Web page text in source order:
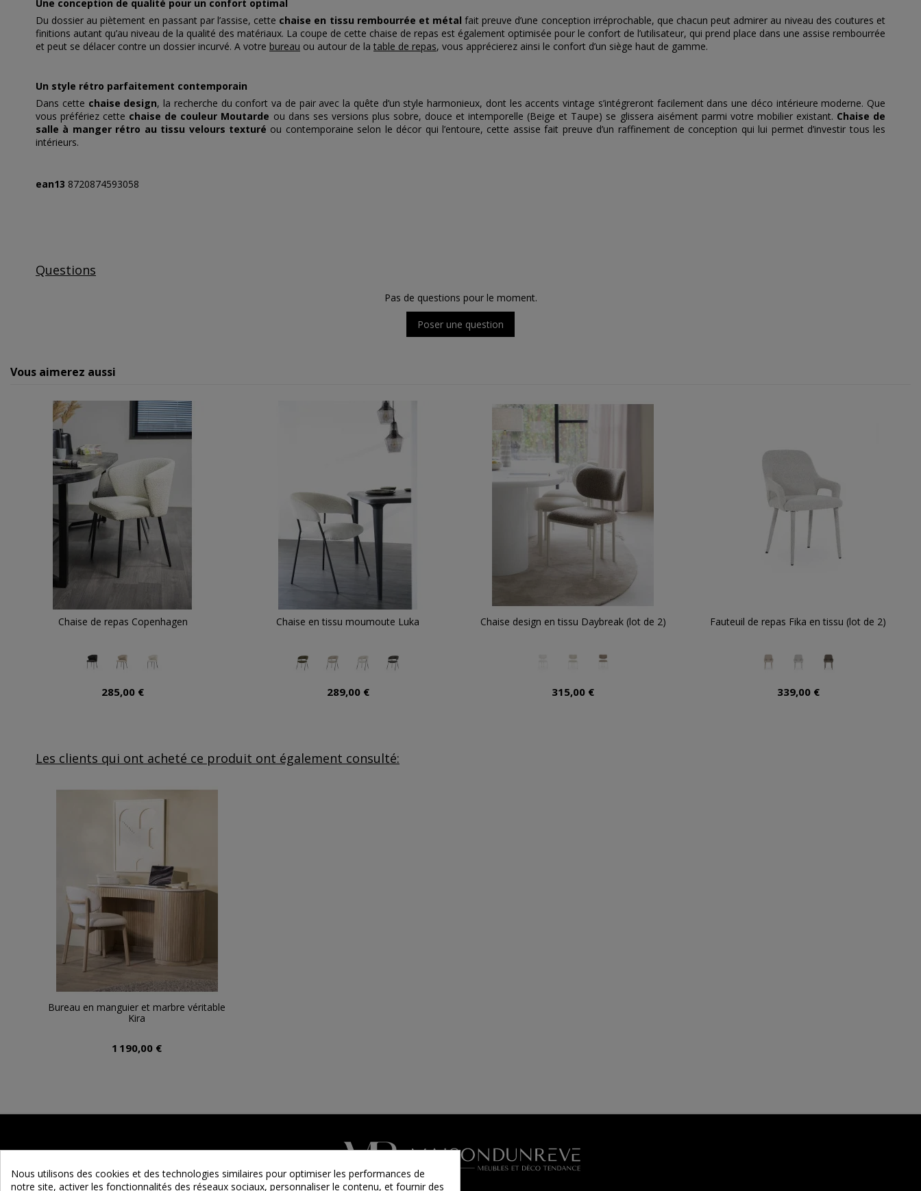
Une conception de qualité pour un confort optimal
Du dossier au piètement en passant par l’assise, cette chaise en tissu rembourrée et métal fait preuve d’une conception irréprochable, que chacun peut admirer au niveau des coutures et
finitions autant qu’au niveau de la qualité des matériaux. La coupe de cette chaise de repas est également optimisée pour le confort de l’utilisateur, qui prend place dans une assise rembourrée
et peut se délacer contre un dossier incurvé. A votre bureau ou autour de la table de repas, vous apprécierez ainsi le confort d’un siège haut de gamme.
Un style rétro parfaitement contemporain
Dans cette chaise design, la recherche du confort va de pair avec la quête d’un style harmonieux, dont les accents vintage s’intégreront facilement dans une déco intérieure moderne. Que
vous préfériez cette chaise de couleur Moutarde ou dans ses versions plus sobre, douce et intemporelle (Beige et Taupe) se glissera aisément parmi votre mobilier existant. Chaise de
salle à manger rétro au tissu velours texturé ou contemporaine selon le décor qui l’entoure, cette assise fait preuve d’un raffinement de conception qui lui permet d’investir tous les
intérieurs.
ean13 8720874593058
Questions
Pas de questions pour le moment.
Poser une question
Vous aimerez aussi
Chaise de repas Copenhagen
285,00 €
Chaise en tissu moumoute Luka
289,00 €
Chaise design en tissu Daybreak (lot de 2)
315,00 €
Fauteuil de repas Fika en tissu (lot de 2)
339,00 €
Les clients qui ont acheté ce produit ont également consulté:
Bureau en manguier et marbre véritable
Kira
1 190,00 €
Nous utilisons des cookies et des technologies similaires pour optimiser les performances de
notre site, activer les fonctionnalités des réseaux sociaux, personnaliser le contenu, et fournir des